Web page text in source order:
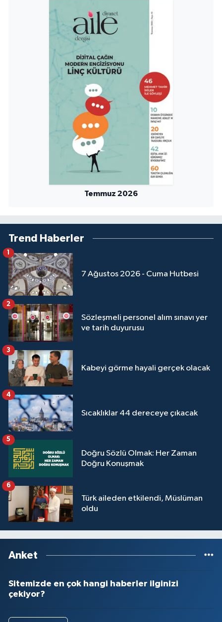
Temmuz 2026
Trend Haberler
7 Ağustos 2026 - Cuma Hutbesi
1
Sözleşmeli personel alım sınavı yer
ve tarih duyurusu
2
Kabeyi görme hayali gerçek olacak
3
Sıcaklıklar 44 dereceye çıkacak
4
Doğru Sözlü Olmak: Her Zaman
Doğru Konuşmak
5
Türk aileden etkilendi, Müslüman
oldu
6
Anket
Sitemizde en çok hangi haberler ilginizi
çekiyor?